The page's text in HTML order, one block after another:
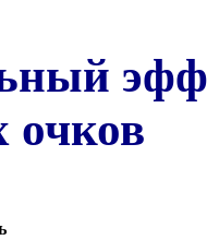
очков